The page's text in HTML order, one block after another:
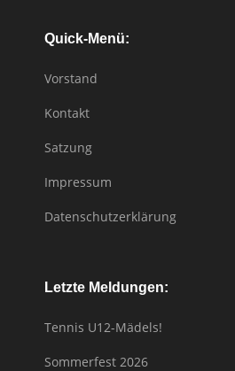
Quick-Menü:
Vorstand
Kontakt
Satzung
Impressum
Datenschutzerklärung
Letzte Meldungen:
Tennis U12-Mädels!
Sommerfest 2026